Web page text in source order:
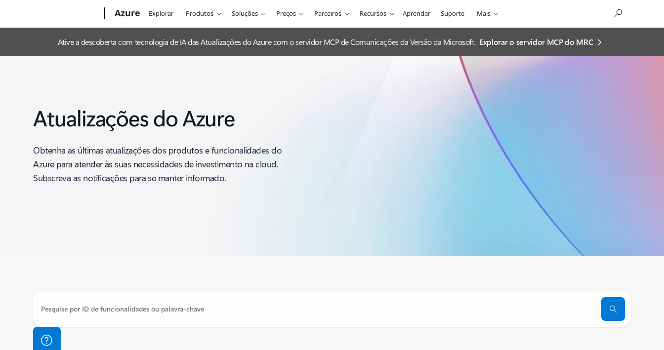
Azure Explorar Produtos Soluções Preços Parceiros Recursos Aprender Suporte Mais
Ative a descoberta com tecnologia de IA das Atualizações do Azure com o servidor MCP de Comunicações da Versão da Microsoft. Explorar o servidor MCP do MRC
Atualizações do Azure
Obtenha as últimas atualizações dos produtos e funcionalidades do
Azure para atender às suas necessidades de investimento na cloud.
Subscreva as notificações para se manter informado.